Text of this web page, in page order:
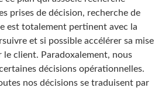
prises de décision, recherche de
est totalement pertinent avec la
et si possible accélérer sa mise
client. Paradoxalement, nous
décisions opérationnelles.
nos décisions se traduisent par